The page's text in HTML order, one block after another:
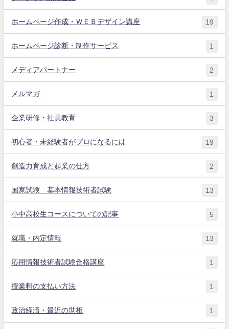
ホームページ作成・ＷＥＢデザイン講座 19
ホームページ診断・制作サービス 1
メディアパートナー 2
メルマガ 1
企業研修・社員教育 3
初心者・未経験者がプロになるには 19
創造力育成と起業の仕方 2
国家試験 基本情報技術者試験 13
小中高校生コースについての記事 5
就職・内定情報 13
応用情報技術者試験合格講座 1
授業料の支払い方法 1
政治経済・最近の世相 1